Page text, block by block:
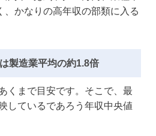
、かなりの高年収の部類に入る
製造業平均の約1.8倍
くまで目安です。そこで、最
しているであろう年収中央値